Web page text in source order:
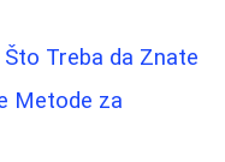
Treba da Znate
Metode za